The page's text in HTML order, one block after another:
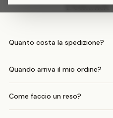
Quanto costa la spedizione?
Quando arriva il mio ordine?
Come faccio un reso?